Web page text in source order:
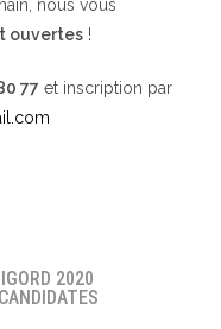
nous vous
ouvertes !
77 et inscription par
2020